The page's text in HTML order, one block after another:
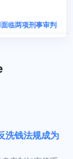
临两项刑事审判
洗钱法规成为